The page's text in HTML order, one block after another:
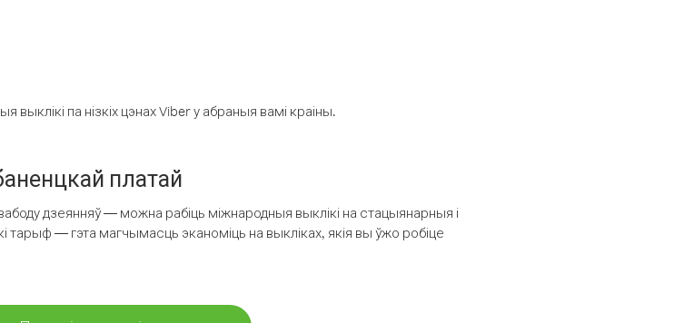
па нізкіх цэнах Viber у абраныя вамі краіны.
платай
дзеянняў — можна рабіць міжнародныя выклікі на стацыянарныя і
тарыф — гэта магчымасць эканоміць на выкліках, якія вы ўжо робіце